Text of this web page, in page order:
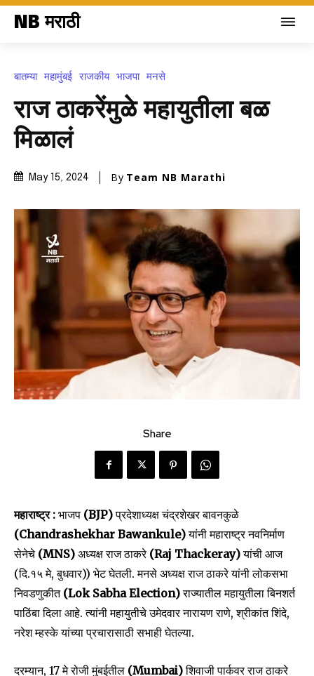
NB मराठी
बातम्या महामुंबई राजकीय भाजपा मनसे
राज ठाकरेंमुळे महायुतीला बळ
मिळालं
May 15, 2024 By Team NB Marathi
Share
महाराष्ट्र : भाजप (BJP)प्रदेशाध्यक्ष चंद्रशेखर बावनकुळे
(Chandrashekhar Bawankule)यांनी महाराष्ट्र नवनिर्माण
सेनेचे (MNS) अध्यक्ष राज ठाकरे (Raj Thackeray)यांची आज
(दि.१५ मे, बुधवार)) भेट घेतली. मनसे अध्यक्ष राज ठाकरे यांनी लोकसभा
निवडणुकीत(Lok Sabha Election)राज्यातील महायुतीला बिनशर्त
पाठिंबा दिला आहे. त्यांनी महायुतीचे उमेदवार नारायण राणे, श्रीकांत शिंदे,
नरेश म्हस्के यांच्या प्रचारासाठी सभाही घेतल्या.
दरम्यान, 17 मे रोजी मुंबईतील (Mumbai)शिवाजी पार्कवर राज ठाकरे